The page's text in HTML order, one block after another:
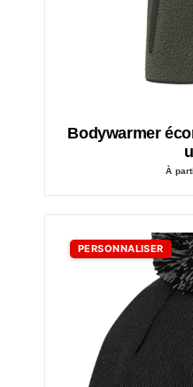
Bodywarmer
À
PERSONNALISER